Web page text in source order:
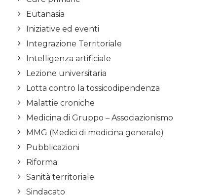
Eutanasia
Iniziative ed eventi
Integrazione Territoriale
Intelligenza artificiale
Lezione universitaria
Lotta contro la tossicodipendenza
Malattie croniche
Medicina di Gruppo – Associazionismo
MMG (Medici di medicina generale)
Pubblicazioni
Riforma
Sanità territoriale
Sindacato